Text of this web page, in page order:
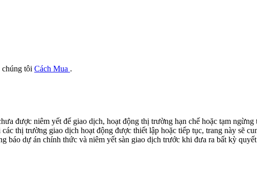
chúng tôi Cách Mua .
được niêm yết để giao dịch, hoạt động thị trường hạn chế hoặc tạm
thị trường giao dịch hoạt động được thiết lập hoặc tiếp tục, trang này sẽ
báo dự án chính thức và niêm yết sàn giao dịch trước khi đưa ra bất kỳ